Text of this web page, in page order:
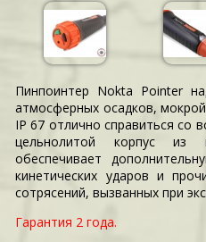
Пинпоинтер Nokta Pointer
атмосферных осадков,
IP 67 отлично справиться со
цельнолитой корпус из
обеспечивает
кинетических ударов и
сотрясений, вызванных при
Гарантия 2 года.